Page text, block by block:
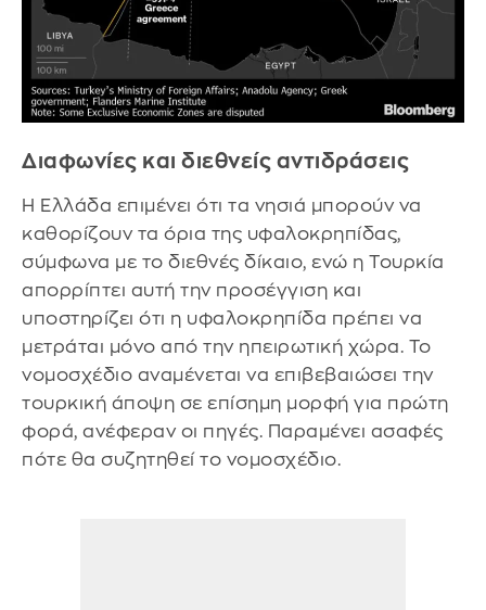
Διαφωνίες και διεθνείς αντιδράσεις
Η Ελλάδα επιμένει ότι τα νησιά μπορούν να
καθορίζουν τα όρια της υφαλοκρηπίδας,
σύμφωνα με το διεθνές δίκαιο, ενώ η Τουρκία
απορρίπτει αυτή την προσέγγιση και
υποστηρίζει ότι η υφαλοκρηπίδα πρέπει να
μετράται μόνο από την ηπειρωτική χώρα. Το
νομοσχέδιο αναμένεται να επιβεβαιώσει την
τουρκική άποψη σε επίσημη μορφή για πρώτη
φορά, ανέφεραν οι πηγές. Παραμένει ασαφές
πότε θα συζητηθεί το νομοσχέδιο.